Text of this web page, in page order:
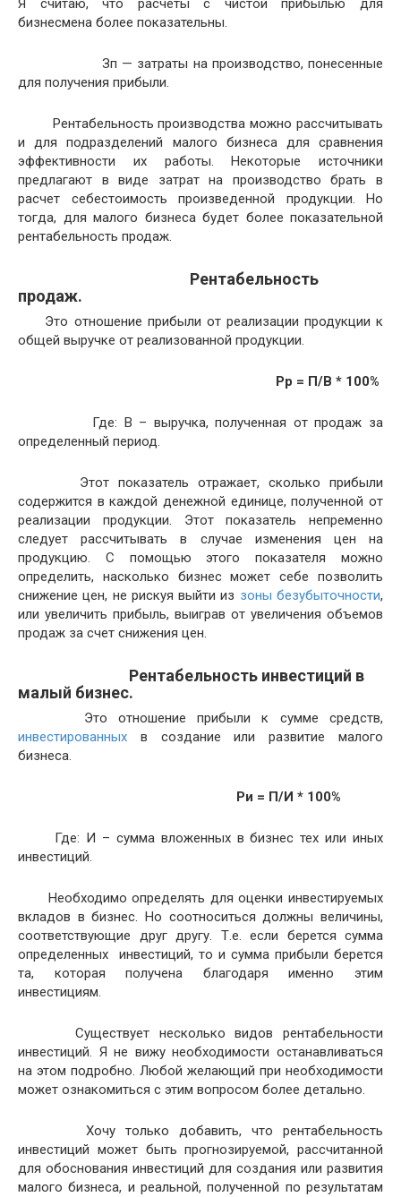
Я считаю, что расчеты с чистой прибылью для
бизнесмена более показательны.
Зп — затраты на производство, понесенные
для получения прибыли.
Рентабельность производства можно рассчитывать
и для подразделений малого бизнеса для сравнения
эффективности их работы. Некоторые источники
предлагают в виде затрат на производство брать в
расчет себестоимость произведенной продукции. Но
тогда, для малого бизнеса будет более показательной
рентабельность продаж.
Рентабельность
продаж.
Это отношение прибыли от реализации продукции к
общей выручке от реализованной продукции.
Рр = П/В * 100%
Где: В – выручка, полученная от продаж за
определенный период.
Этот показатель отражает, сколько прибыли
содержится в каждой денежной единице, полученной от
реализации продукции. Этот показатель непременно
следует рассчитывать в случае изменения цен на
продукцию. С помощью этого показателя можно
определить, насколько бизнес может себе позволить
снижение цен, не рискуя выйти из зоны безубыточности,
или увеличить прибыль, выиграв от увеличения объемов
продаж за счет снижения цен.
Рентабельность инвестиций в
малый бизнес.
Это отношение прибыли к сумме средств,
инвестированных в создание или развитие малого
бизнеса.
Ри = П/И * 100%
Где: И – сумма вложенных в бизнес тех или иных
инвестиций.
Необходимо определять для оценки инвестируемых
вкладов в бизнес. Но соотноситься должны величины,
соответствующие друг другу. Т.е. если берется сумма
определенных инвестиций, то и сумма прибыли берется
та, которая получена благодаря именно этим
инвестициям.
Существует несколько видов рентабельности
инвестиций. Я не вижу необходимости останавливаться
на этом подробно. Любой желающий при необходимости
может ознакомиться с этим вопросом более детально.
Хочу только добавить, что рентабельность
инвестиций может быть прогнозируемой, рассчитанной
для обоснования инвестиций для создания или развития
малого бизнеса, и реальной, полученной по результатам